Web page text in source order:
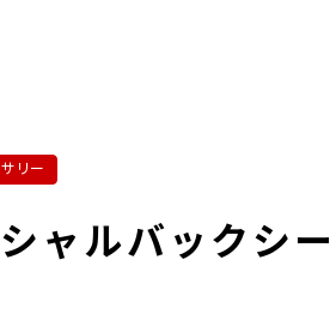
リー
ャルバックシ